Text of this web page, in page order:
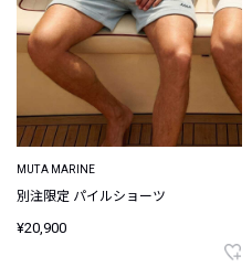
MUTA MARINE
別注限定 パイルショーツ
¥20,900